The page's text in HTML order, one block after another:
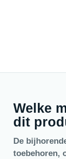
Welke
dit
De
toebehoren,